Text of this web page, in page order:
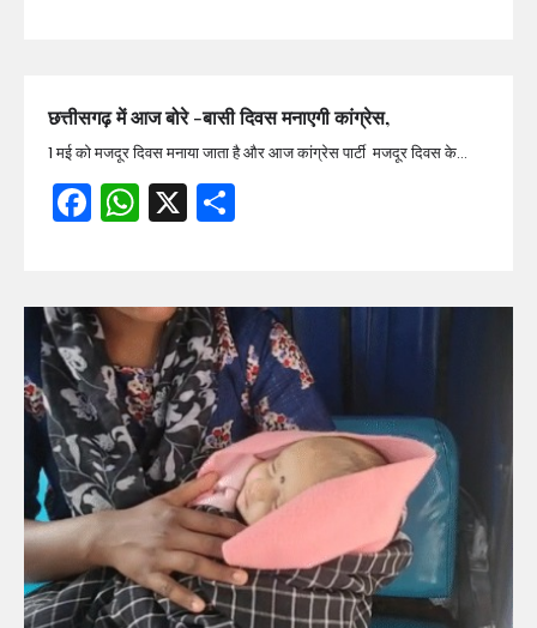
छत्तीसगढ़ में आज बोरे -बासी दिवस मनाएगी कांग्रेस,
1 मई को मजदूर दिवस मनाया जाता है और आज कांग्रेस पार्टी मजदूर दिवस के…
Facebook
WhatsApp
X